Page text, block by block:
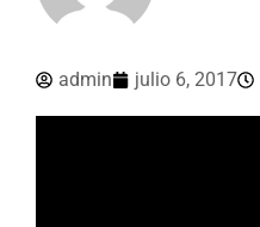
admin julio 6, 2017